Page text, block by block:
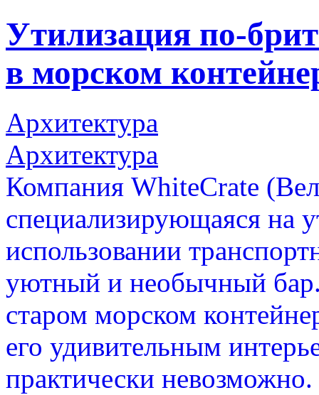
Утилизация по-
в морском
Архитектура
Архитектура
Компания WhiteCrate
специализирующаяся на
использовании
уютный и необычный
старом морском
его удивительным
практически невозможно.